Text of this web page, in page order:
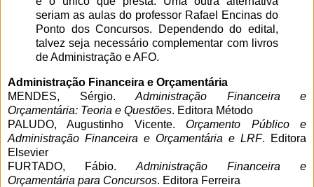
seriam as aulas do professor Rafael Encinas do
Ponto dos Concursos. Dependendo do edital,
talvez seja necessário complementar com livros
de Administração e AFO.
Administração Financeira e Orçamentária
MENDES, Sérgio. Administração Financeira e
Orçamentária: Teoria e Questões. Editora Método
PALUDO, Augustinho Vicente.Orçamento Público e
Administração Financeira e Orçamentária e LRF. Editora
Elsevier
FURTADO, Fábio. Administração Financeira e
Orçamentária para Concursos. Editora Ferreira